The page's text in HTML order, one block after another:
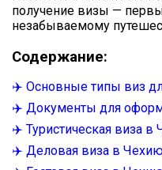
получение визы —
незабываемому
Содержание:
✈️ Основные типы виз
✈️ Документы для
✈️ Туристическая виза в
✈️ Деловая виза в